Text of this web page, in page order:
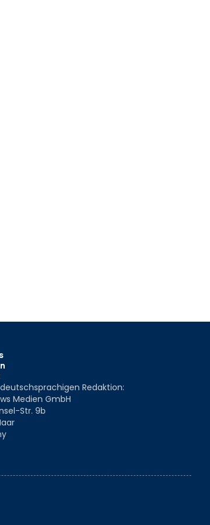
Redaktion:
Medien GmbH
Str. 9b